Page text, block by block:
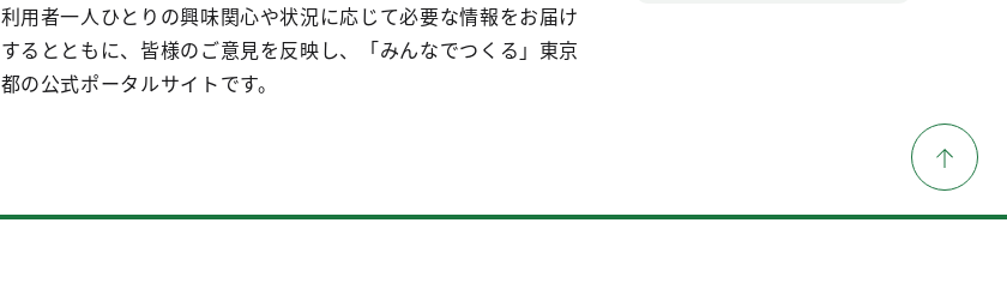
利用者一人ひとりの興味関心や状況に応じて必要な情報をお届け
するとともに、皆様のご意見を反映し、「みんなでつくる」東京
都の公式ポータルサイトです。